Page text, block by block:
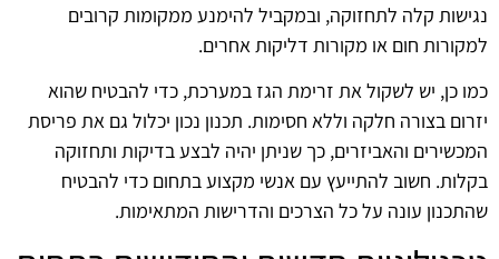
נגישות קלה לתחזוקה, ובמקביל להימנע ממקומות קרובים
למקורות חום או מקורות דליקות אחרים.
כמו כן, יש לשקול את זרימת הגז במערכת, כדי להבטיח שהוא
יזרום בצורה חלקה וללא חסימות. תכנון נכון יכלול גם את פריסת
המכשירים והאביזרים, כך שניתן יהיה לבצע בדיקות ותחזוקה
בקלות. חשוב להתייעץ עם אנשי מקצוע בתחום כדי להבטיח
שהתכנון עונה על כל הצרכים והדרישות המתאימות.